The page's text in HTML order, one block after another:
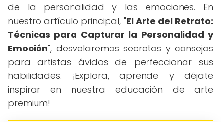
de la personalidad y las emociones. En
nuestro artículo principal, "El Arte del Retrato:
Técnicas para Capturar la Personalidad y
Emoción", desvelaremos secretos y consejos
para artistas ávidos de perfeccionar sus
habilidades. ¡Explora, aprende y déjate
inspirar en nuestra educación de arte
premium!